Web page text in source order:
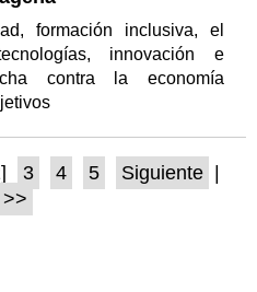
formación inclusiva, el
innovación e
contra la economía
3 4 5 Siguiente |
>>